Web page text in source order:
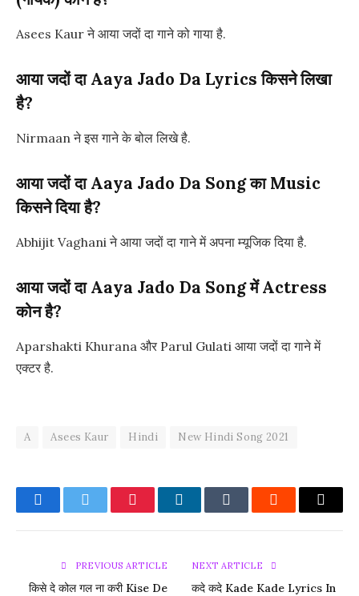
Asees Kaur ने आया जदों दा गाने को गाया है.
आया जदों दा Aaya Jado Da Lyrics किसने लिखा
है?
Nirmaan ने इस गाने के बोल लिखे है.
आया जदों दा Aaya Jado Da Song का Music
किसने दिया है?
Abhijit Vaghani ने आया जदों दा गाने में अपना म्यूजिक दिया है.
आया जदों दा Aaya Jado Da Song में Actress
कोन है?
Aparshakti Khurana और Parul Gulati आया जदों दा गाने में
एक्टर है.
A Asees Kaur Hindi New Hindi Song 2021
FacebookTwitter PinterestLinkedInTumblr Reddit Email
PREVIOUS ARTICLE
किसे दे कोल गल ना करी Kise De
NEXT ARTICLE
कदे कदे Kade Kade Lyrics In